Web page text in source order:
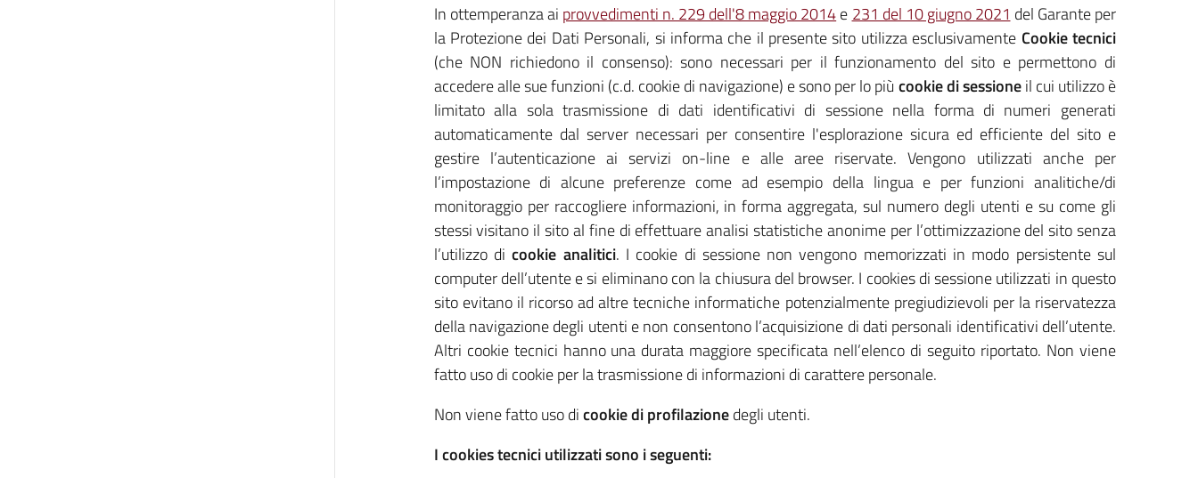
In ottemperanza ai provvedimenti n. 229 dell'8 maggio 2014e 231 del 10 giugno 2021 del Garante per
la Protezione dei Dati Personali, si informa che il presente sito utilizza esclusivamente Cookie tecnici
(che NON richiedono il consenso): sono necessari per il funzionamento del sito e permettono di
accedere alle sue funzioni (c.d. cookie di navigazione) e sono per lo più cookie di sessioneil cui utilizzo è
limitato alla sola trasmissione di dati identificativi di sessione nella forma di numeri generati
automaticamente dal server necessari per consentire l'esplorazione sicura ed efficiente del sito e
gestire l’autenticazione ai servizi on-line e alle aree riservate. Vengono utilizzati anche per
l’impostazione di alcune preferenze come ad esempio della lingua e per funzioni analitiche/di
monitoraggio per raccogliere informazioni, in forma aggregata, sul numero degli utenti e su come gli
stessi visitano il sito al fine di effettuare analisi statistiche anonime per l’ottimizzazione del sito senza
l’utilizzo dicookie analitici. I cookie di sessione non vengono memorizzati in modo persistente sul
computer dell’utente e si eliminano con la chiusura del browser. I cookies di sessione utilizzati in questo
sito evitano il ricorso ad altre tecniche informatiche potenzialmente pregiudizievoli per la riservatezza
della navigazione degli utenti e non consentono l’acquisizione di dati personali identificativi dell’utente.
Altri cookie tecnici hanno una durata maggiore specificata nell’elenco di seguito riportato. Non viene
fatto uso di cookie per la trasmissione di informazioni di carattere personale.
Non viene fatto uso dicookie di profilazionedegli utenti.
I cookies tecnici utilizzati sono i seguenti: